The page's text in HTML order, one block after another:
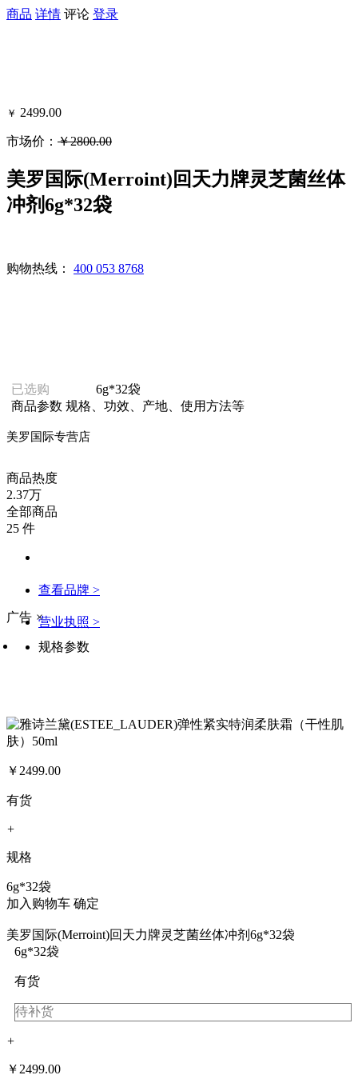
商品 详情 评论 登录
￥ 2499.00
市场价： ￥2800.00
美罗国际(Merroint)回天力牌灵芝菌丝体
冲剂6g*32袋
购物热线： 400 053 8768
已选购
6g*32袋
商品参数 规格、功效、产地、使用方法等
美罗国际专营店
商品热度
2.37万
全部商品
25 件
查看品牌 >
营业执照 >
广告 ×
规格参数
￥ 2499.00
有货
+
规格
6g*32袋
加入购物车 确定
美罗国际(Merroint)回天力牌灵芝菌丝体冲剂6g*32袋
6g*32袋
有货
待补货
+
￥ 2499.00